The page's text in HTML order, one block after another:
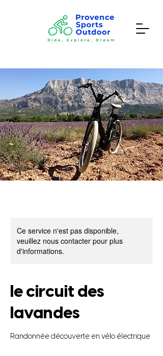
Ce service n'est pas disponible,
veuillez nous contacter pour plus
d'informations.
le circuit des
lavandes
Randonnée découverte en vélo électrique